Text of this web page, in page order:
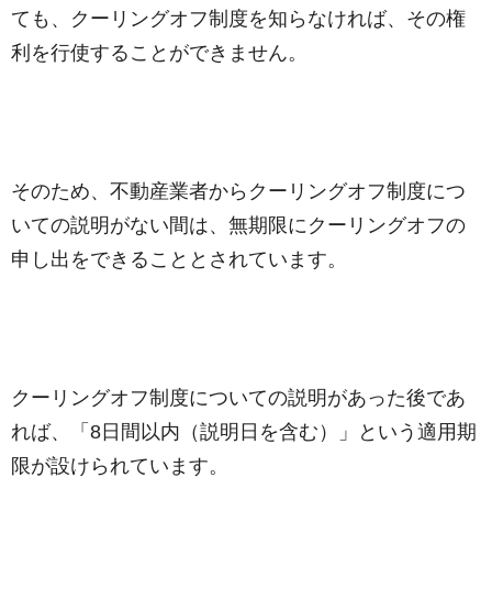
ても、クーリングオフ制度を知らなければ、その権
利を行使することができません。
そのため、不動産業者からクーリングオフ制度につ
いての説明がない間は、無期限にクーリングオフの
申し出をできることとされています。
クーリングオフ制度についての説明があった後であ
れば、「8日間以内（説明日を含む）」という適用期
限が設けられています。